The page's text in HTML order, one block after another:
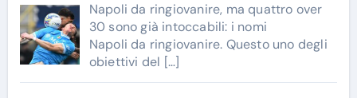
Napoli da ringiovanire, ma quattro over
30 sono già intoccabili: i nomi
Napoli da ringiovanire. Questo uno degli
obiettivi del […]